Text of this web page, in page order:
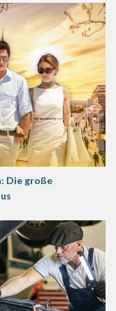
Die große